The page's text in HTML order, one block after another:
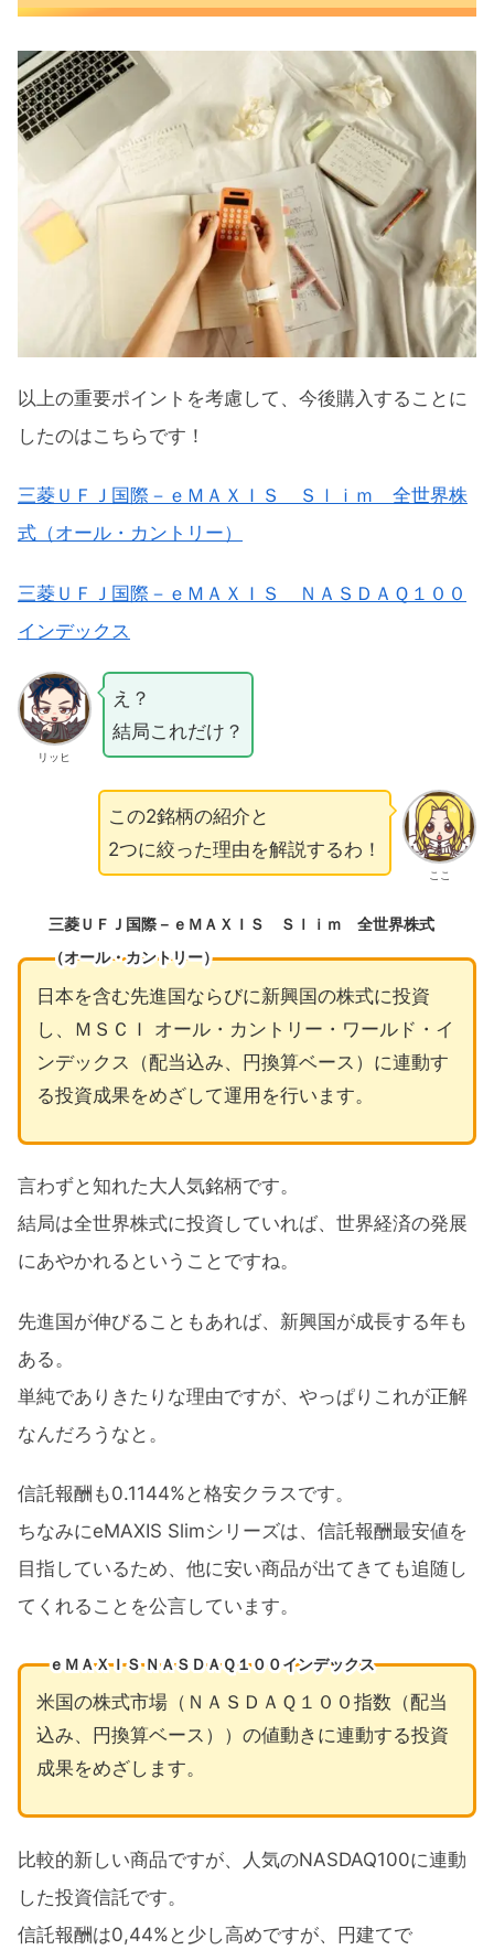
以上の重要ポイントを考慮して、今後購入することに
したのはこちらです！
三菱ＵＦＪ国際－ｅＭＡＸＩＳ Ｓｌｉｍ 全世界株
式（オール・カントリー）
三菱ＵＦＪ国際－ｅＭＡＸＩＳ ＮＡＳＤＡＱ１００
インデックス
リッヒ
え？
結局これだけ？
ここ
この2銘柄の紹介と
2つに絞った理由を解説するわ！
三菱ＵＦＪ国際－ｅＭＡＸＩＳ Ｓｌｉｍ 全世界株式
（オール・カントリー）
日本を含む先進国ならびに新興国の株式に投資
し、ＭＳＣＩ オール・カントリー・ワールド・イ
ンデックス（配当込み、円換算ベース）に連動す
る投資成果をめざして運用を行います。
言わずと知れた大人気銘柄です。
結局は全世界株式に投資していれば、世界経済の発展
にあやかれるということですね。
先進国が伸びることもあれば、新興国が成長する年も
ある。
単純でありきたりな理由ですが、やっぱりこれが正解
なんだろうなと。
信託報酬も0.1144%と格安クラスです。
ちなみにeMAXIS Slimシリーズは、信託報酬最安値を
目指しているため、他に安い商品が出てきても追随し
てくれることを公言しています。
ｅＭＡＸＩＳ ＮＡＳＤＡＱ１００インデックス
米国の株式市場（ＮＡＳＤＡＱ１００指数（配当
込み、円換算ベース））の値動きに連動する投資
成果をめざします。
比較的新しい商品ですが、人気のNASDAQ100に連動
した投資信託です。
信託報酬は0,44%と少し高めですが、円建てで